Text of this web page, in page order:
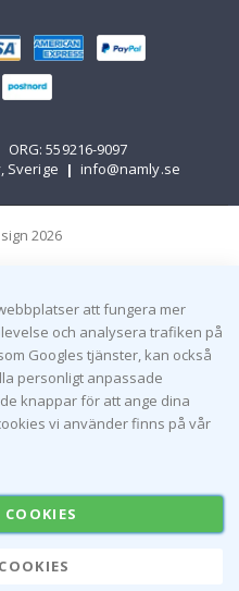
ORG: 559216-9097
Sverige | info@namly.se
2026
att fungera mer
och analysera trafiken på
Googles tjänster, kan också
personligt anpassade
knappar för att ange dina
vi använder finns på vår
COOKIES